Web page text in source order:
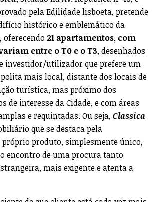
de que cliente está cada vez mais
de utilização e rentabilização dos
dos activos que avalia, a Level
ir ao encontro das diferentes
oferecendo produtos que
tendências do mercado, e que se
pela excelente localização, elevada
e um design exclusivo.
projeto do Arquiteto Frederico